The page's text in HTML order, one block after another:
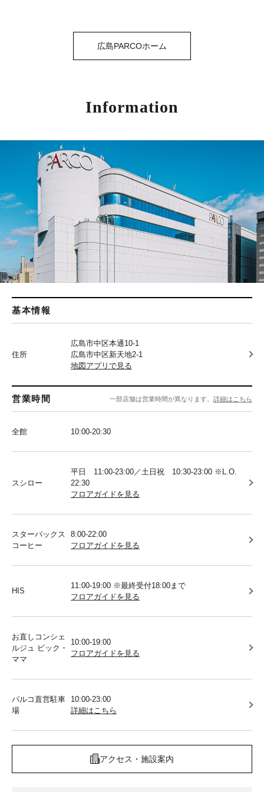
広島PARCOホーム
Information
基本情報
住所
広島市中区本通10-1
広島市中区新天地2-1
地図アプリで見る
営業時間 一部店舗は営業時間が異なります。 詳細はこちら
全館 10:00-20:30
スシロー
平日 11:00-23:00／土日祝 10:30-23:00 ※L.O.
22:30
フロアガイドを見る
スターバックス
コーヒー
8:00-22:00
フロアガイドを見る
HIS
11:00-19:00 ※最終受付18:00まで
フロアガイドを見る
お直しコンシェ
ルジュ ビック・
ママ
10:00-19:00
フロアガイドを見る
パルコ直営駐車
場
10:00-23:00
詳細はこちら
アクセス・施設案内